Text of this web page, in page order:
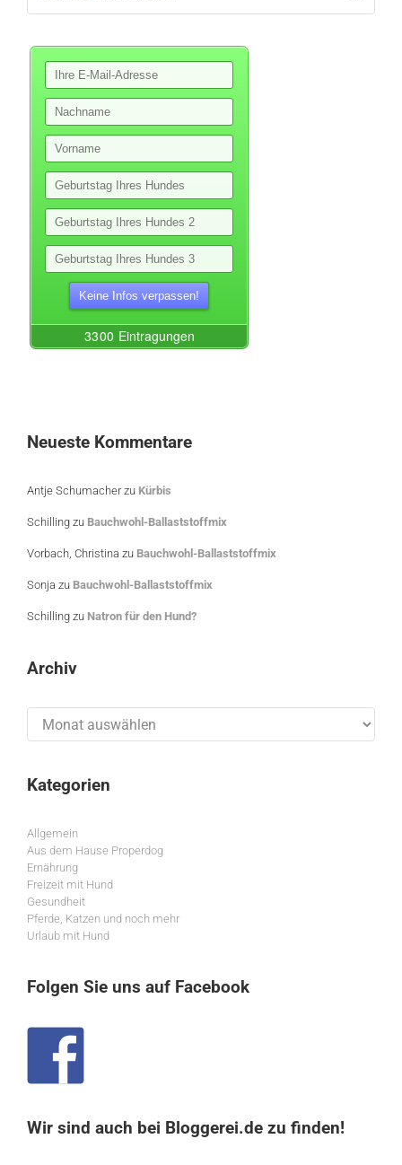
Neueste Kommentare
Antje Schumacherzu Kürbis
Schilling zu Bauchwohl-Ballaststoffmix
Vorbach, Christina zu Bauchwohl-Ballaststoffmix
Sonja zu Bauchwohl-Ballaststoffmix
Schilling zu Natron für den Hund?
Archiv
Kategorien
Allgemein
Aus dem Hause Properdog
Ernährung
Freizeit mit Hund
Gesundheit
Pferde, Katzen und noch mehr
Urlaub mit Hund
Folgen Sie uns auf Facebook
Wir sind auch bei Bloggerei.de zu finden!